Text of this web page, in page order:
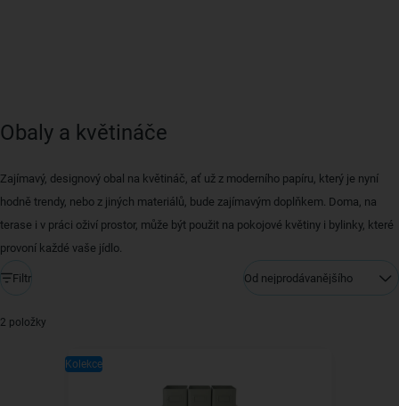
Obaly a květináče
Zajímavý, designový obal na květináč, ať už z moderního papíru, který je nyní
hodně trendy, nebo z jiných materiálů, bude zajímavým doplňkem. Doma, na
terase i v práci oživí prostor, může být použit na pokojové květiny i bylinky, které
provoní každé vaše jídlo.
Filtr Od nejprodávanějšího
2 položky
Kolekce